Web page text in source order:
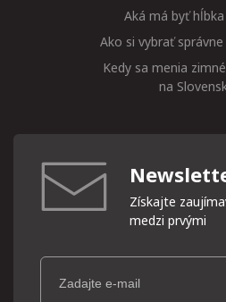
Aká má byť
Ako si vybrať
Kedy sa menia
na
Získajte
medzi prvými